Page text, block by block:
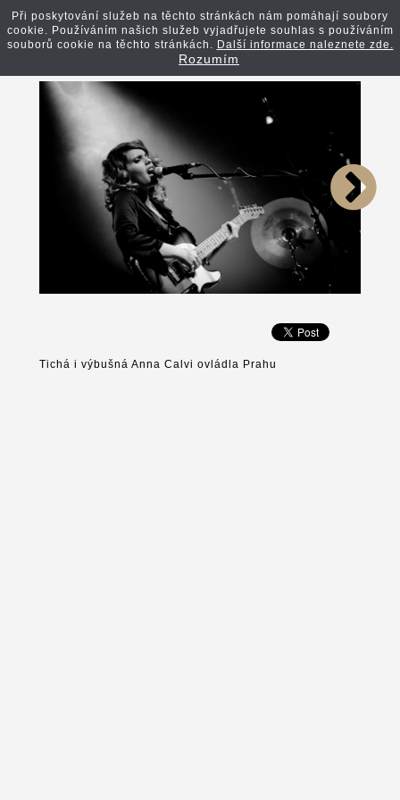
Zpět na článek
Tichá i výbušná Anna Calvi ovládla Prahu
Při poskytování služeb na těchto stránkách nám pomáhají soubory
cookie. Používáním našich služeb vyjadřujete souhlas s používáním
souborů cookie na těchto stránkách. Další informace naleznete zde.
Rozumím